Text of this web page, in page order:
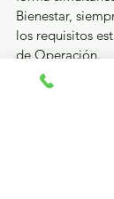
Bienestar,
los requisitos
de Operación.